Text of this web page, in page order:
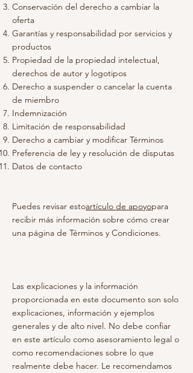
Conservación del derecho a cambiar la
oferta
Garantías y responsabilidad por servicios y
productos
Propiedad de la propiedad intelectual,
derechos de autor y logotipos
Derecho a suspender o cancelar la cuenta
de miembro
Indemnización
Limitación de responsabilidad
Derecho a cambiar y modificar Términos
Preferencia de ley y resolución de disputas
Datos de contacto
Puedes revisar estoartículo de apoyopara
recibir más información sobre cómo crear
una página de Términos y Condiciones.
Las explicaciones y la información
proporcionada en este documento son solo
explicaciones, información y ejemplos
generales y de alto nivel. No debe confiar
en este artículo como asesoramiento legal o
como recomendaciones sobre lo que
realmente debe hacer. Le recomendamos